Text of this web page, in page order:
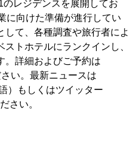
レジデンスを展開してお
に向けた準備が進行してい
して、各種調査や旅行者によ
トホテルにランクインし、
。詳細およびご予約は
い。最新ニュースは
）もしくはツイッター
さい。
（英語）